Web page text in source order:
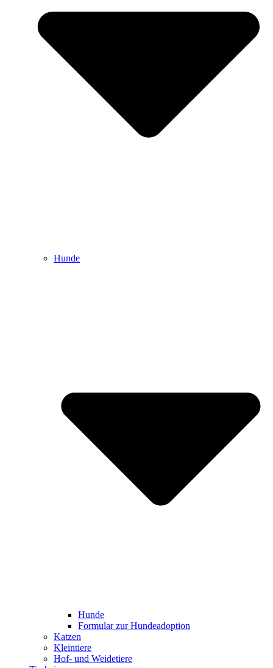
Hunde
Hunde
Formular zur Hundeadoption
Katzen
Kleintiere
Hof- und Weidetiere